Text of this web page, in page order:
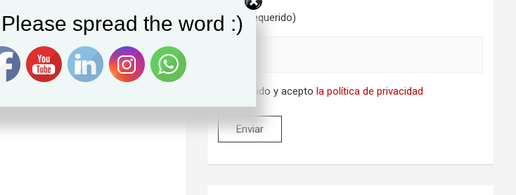
Email (requerido)
He leido y aceptola política de privacidad
spread the word :)